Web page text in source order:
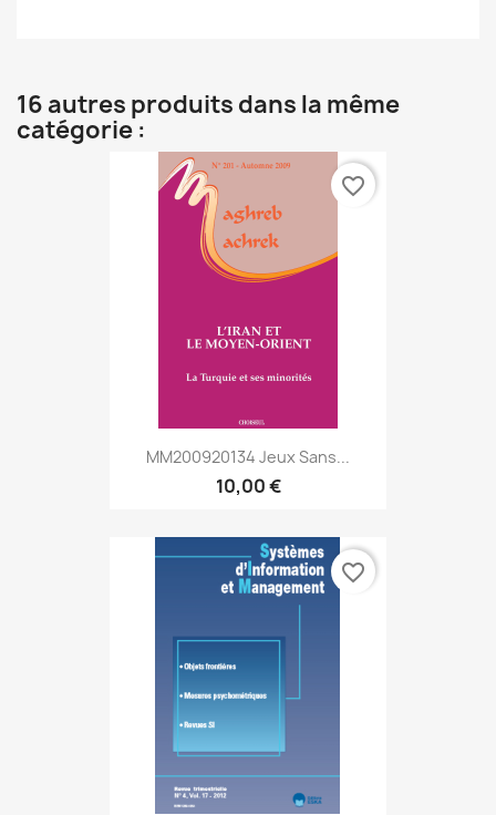
16 autres produits dans la même
catégorie :
MM200920134 Jeux Sans...
10,00 €
favorite_border
favorite_border